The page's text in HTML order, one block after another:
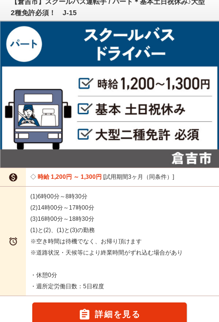
2種免許必須！ J-15
 時給 1,200円 ～ 1,300円 試用期間3ヶ月（同条件）

(1)6時00分～8時30分
(2)14時00分～17時00分
(3)16時00分～18時30分
(1)と(2)、(1)と(3)の勤務
※空き時間は待機でなく、お帰り頂けます
※道路状況・天候等により終業時間がずれ込む場合があり
・休憩0分
・週所定労働日数：5日程度
 詳細を見る